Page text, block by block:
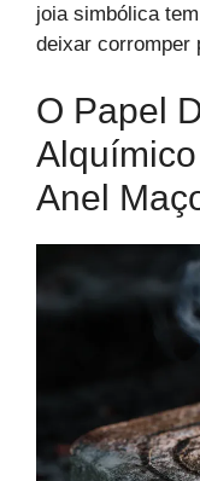
joia simbólica
deixar corromper
O Papel
Anel